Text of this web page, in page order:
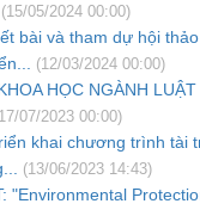
(15/05/2024 00:00)
bài và tham dự hội
(12/03/2024 00:00)
HỌC NGÀNH
07/2023 00:00)
khai chương trình tài
(13/06/2023 14:43)
"Environmental